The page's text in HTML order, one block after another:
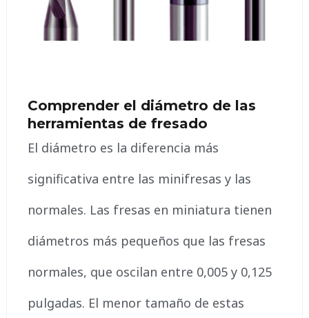
Comprender el diámetro de las
herramientas de fresado
El diámetro es la diferencia más
significativa entre las minifresas y las
normales. Las fresas en miniatura tienen
diámetros más pequeños que las fresas
normales, que oscilan entre 0,005 y 0,125
pulgadas. El menor tamaño de estas